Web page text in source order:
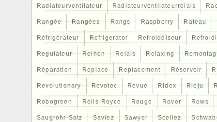
Radiateurventilateur Radiateurventilateurrelais
Rangée Rangées Rangs Raspberry Rateau
Réfrigérateur Refrigerator Refroiddiseur Refroidi
Regulateur Reihen Relais Relaxing
Réparation Replace Replacement Réservoir
Revolutionary Revotec Revue Ridex Rieju
Robogreen Rolls-Royce Rouge Rover Rows
Saugrohr-Satz Saviez Sawyer Scellez